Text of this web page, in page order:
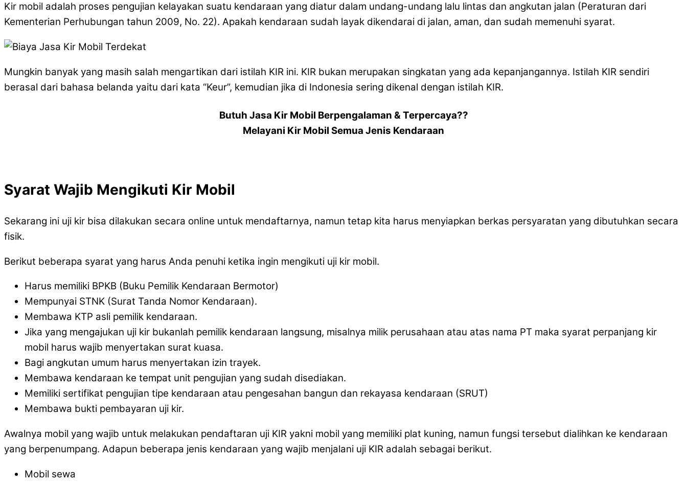
Kir mobil adalah proses pengujian kelayakan suatu kendaraan yang diatur dalam undang-undang lalu lintas dan angkutan jalan (Peraturan dari
Kementerian Perhubungan tahun 2009, No. 22). Apakah kendaraan sudah layak dikendarai di jalan, aman, dan sudah memenuhi syarat.
Mungkin banyak yang masih salah mengartikan dari istilah KIR ini. KIR bukan merupakan singkatan yang ada kepanjangannya. Istilah KIR sendiri
berasal dari bahasa belanda yaitu dari kata “Keur”, kemudian jika di Indonesia sering dikenal dengan istilah KIR.
Butuh Jasa Kir Mobil Berpengalaman & Terpercaya??
Melayani Kir Mobil Semua Jenis Kendaraan
Syarat Wajib Mengikuti Kir Mobil
Sekarang ini uji kir bisa dilakukan secara online untuk mendaftarnya, namun tetap kita harus menyiapkan berkas persyaratan yang dibutuhkan secara
fisik.
Berikut beberapa syarat yang harus Anda penuhi ketika ingin mengikuti uji kir mobil.
Harus memiliki BPKB (Buku Pemilik Kendaraan Bermotor)
Mempunyai STNK (Surat Tanda Nomor Kendaraan).
Membawa KTP asli pemilik kendaraan.
Jika yang mengajukan uji kir bukanlah pemilik kendaraan langsung, misalnya milik perusahaan atau atas nama PT maka syarat perpanjang kir
mobil harus wajib menyertakan surat kuasa.
Bagi angkutan umum harus menyertakan izin trayek.
Membawa kendaraan ke tempat unit pengujian yang sudah disediakan.
Memiliki sertifikat pengujian tipe kendaraan atau pengesahan bangun dan rekayasa kendaraan (SRUT)
Membawa bukti pembayaran uji kir.
Awalnya mobil yang wajib untuk melakukan pendaftaran uji KIR yakni mobil yang memiliki plat kuning, namun fungsi tersebut dialihkan ke kendaraan
yang berpenumpang. Adapun beberapa jenis kendaraan yang wajib menjalani uji KIR adalah sebagai berikut.
Mobil sewa